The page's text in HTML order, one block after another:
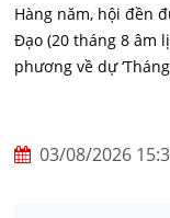
Hàng năm, hội đền
Đạo (20 tháng 8 âm
phương về dự
03/08/2026